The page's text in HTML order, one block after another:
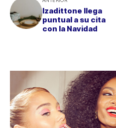
Izadittone llega
puntual a su cita
con la Navidad